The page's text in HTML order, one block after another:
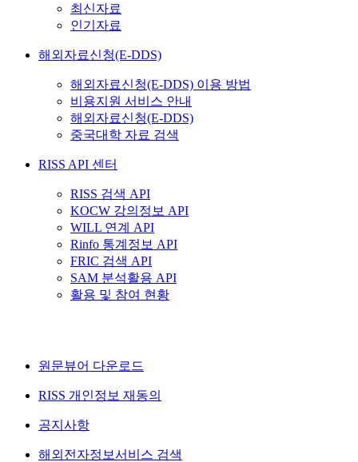
최신자료
인기자료
해외자료신청(E-DDS)
해외자료신청(E-DDS) 이용 방법
비용지원 서비스 안내
해외자료신청(E-DDS)
중국대학 자료 검색
RISS API 센터
RISS 검색 API
KOCW 강의정보 API
WILL 연계 API
Rinfo 통계정보 API
FRIC 검색 API
SAM 분석활용 API
활용 및 참여 현황
원문뷰어 다운로드
RISS 개인정보 재동의
공지사항
해외전자정보서비스 검색